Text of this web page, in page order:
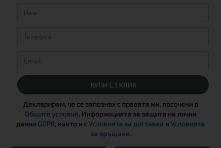
КУПИ С 1 КЛИК
Декларирам, че се запознах с правата ми, посочени в
Общите условия, Информацията за защита на лични
данни GDPR, както и сУсловията за доставка иУсловията
за връщане.